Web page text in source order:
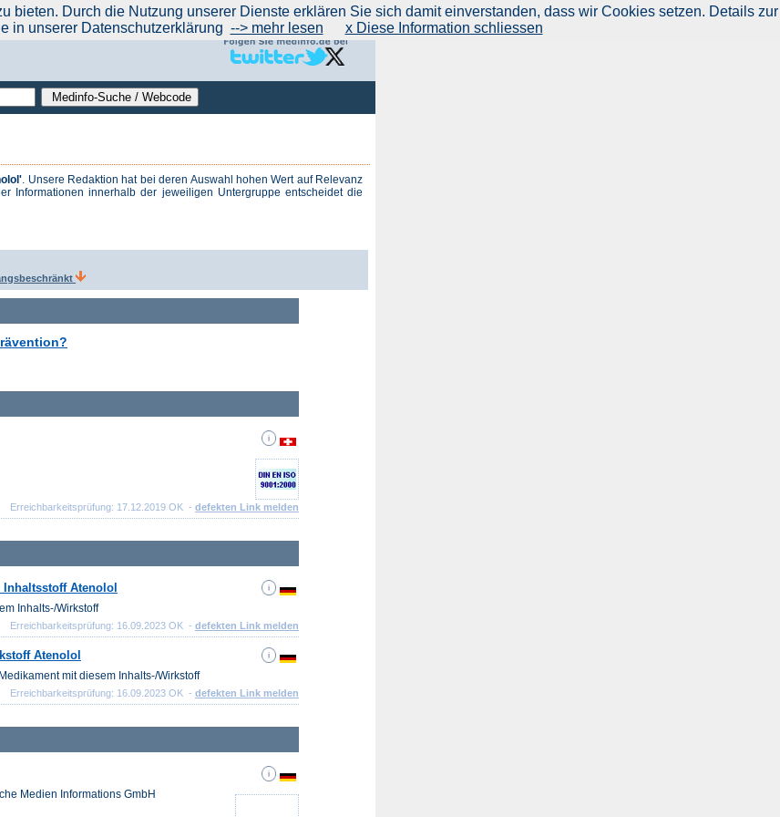
. Unsere Redaktion hat bei deren Auswahl hohen Wert auf Relevanz
Informationen innerhalb der jeweiligen Untergruppe entscheidet die
Erreichbarkeitsprüfung: 17.12.2019 OK - defekten Link melden
Atenolol
Inhalts-/Wirkstoff
Erreichbarkeitsprüfung: 16.09.2023 OK - defekten Link melden
Atenolol
mit diesem Inhalts-/Wirkstoff
Erreichbarkeitsprüfung: 16.09.2023 OK - defekten Link melden
Medien Informations GmbH
werben auf Medinfo|Anbieter hinzufügen (Gratis!)|über Medinfo|Feedback
bieten. Durch die Nutzung unserer Dienste erklären Sie sich damit einverstanden, dass wir Cookies setzen. Details zur
in unserer Datenschutzerklärung --> mehr lesen x Diese Information schliessen